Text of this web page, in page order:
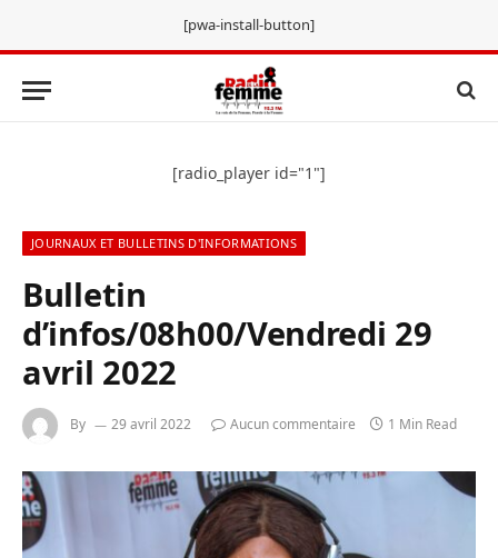
[pwa-install-button]
[radio_player id="1"]
JOURNAUX ET BULLETINS D'INFORMATIONS
Bulletin
d’infos/08h00/Vendredi 29
avril 2022
By 29 avril 2022 Aucun commentaire 1 Min Read